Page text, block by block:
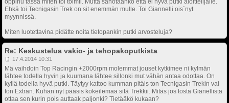
oppinu tässä miten toi toimii. Mutta sanotaanko että ei hyvä putki aloittelijalle.
Ehkä toi Tecnigasin Trek on sit enemmän mulle. Toi Giannelli ois´nyt
myynnissä.
Miten luotettavina pidätte noita tietopankin putki arvosteluja?
Re: Keskustelua vakio- ja tehopakoputkista
17.4.2014 10:31
Mä vaihdoin Top Racingin +2000rpm molemmat jouset kytkimee ni kylmän
lähtee todella hyvin ja kuumana lähtee sillonki mut vähän antaa odottaa. On
kyllä todella hyvä putki. Täytyy kattoo kumman pitäis ton Tecnigasin Trekin vai
ton Extran. Kuhan nyt pääsis kokeilemaa sitä Trekkii. Mitäs jos tosta Gianellista
ottaa sen kurin pois auttaak paljonki? Tietääkö kukaan?